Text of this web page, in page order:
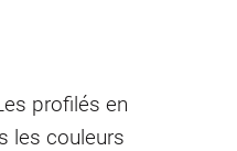
profilés en
les couleurs